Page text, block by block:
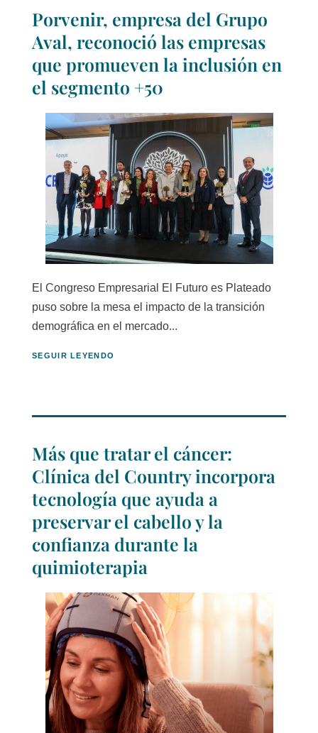
Porvenir, empresa del Grupo
Aval, reconoció las empresas
que promueven la inclusión en
el segmento +50
El Congreso Empresarial El Futuro es Plateado
puso sobre la mesa el impacto de la transición
demográfica en el mercado...
SEGUIR LEYENDO
Más que tratar el cáncer:
Clínica del Country incorpora
tecnología que ayuda a
preservar el cabello y la
confianza durante la
quimioterapia